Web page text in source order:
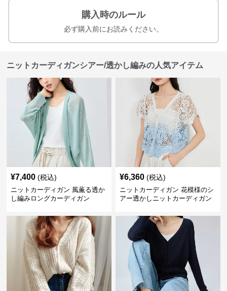
購入時のルール
必ず購入前にお読みください。
ニットカーディガンシアー/透かし編みの人気アイテム
¥7,400 (税込)
ニットカーディガン 風薫る透か
し編みロングカーディガン
¥6,360 (税込)
ニットカーディガン 花模様のシ
アー透かしニットカーディガン